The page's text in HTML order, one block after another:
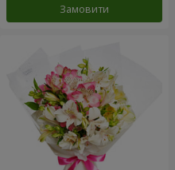
Замовити